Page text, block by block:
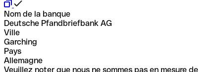
Nom de la banque
Deutsche Pfandbriefbank AG
Ville
Garching
Pays
Allemagne
Veuillez noter que nous ne sommes pas en mesure de